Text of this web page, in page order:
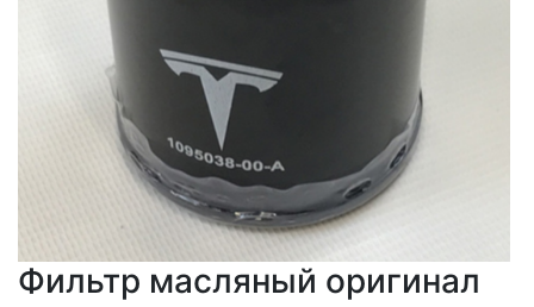
Фильтр масляный оригинал